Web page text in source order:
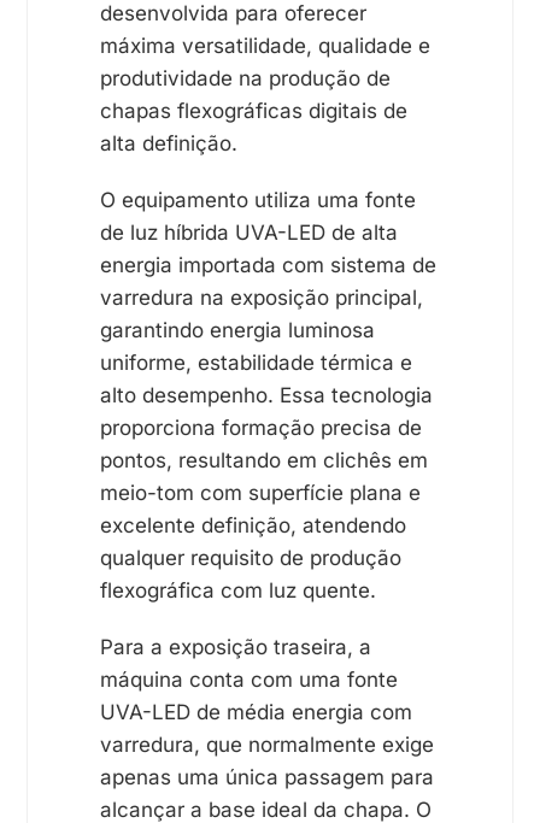
desenvolvida para oferecer
máxima versatilidade, qualidade e
produtividade na produção de
chapas flexográficas digitais de
alta definição.
O equipamento utiliza uma fonte
de luz híbrida UVA-LED de alta
energia importada com sistema de
varredura na exposição principal,
garantindo energia luminosa
uniforme, estabilidade térmica e
alto desempenho. Essa tecnologia
proporciona formação precisa de
pontos, resultando em clichês em
meio-tom com superfície plana e
excelente definição, atendendo
qualquer requisito de produção
flexográfica com luz quente.
Para a exposição traseira, a
máquina conta com uma fonte
UVA-LED de média energia com
varredura, que normalmente exige
apenas uma única passagem para
alcançar a base ideal da chapa. O